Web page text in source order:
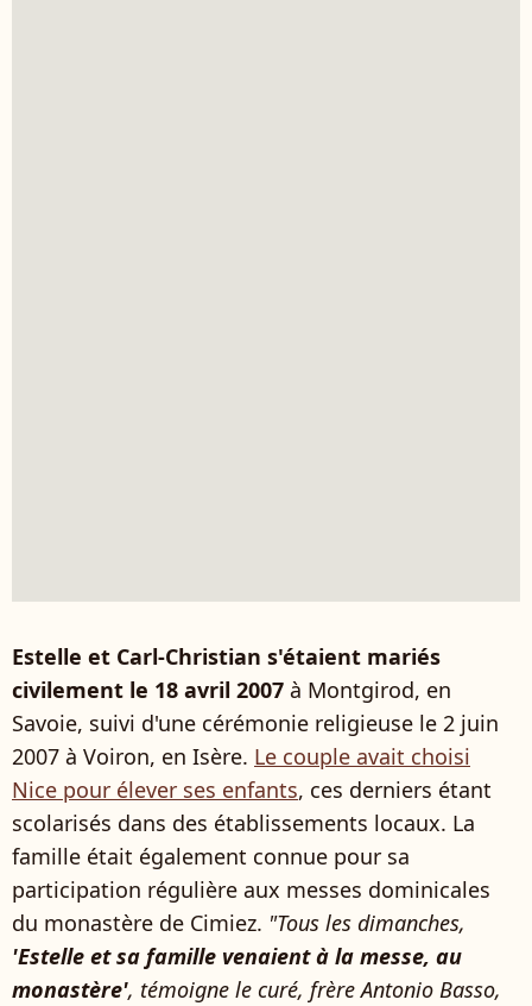
Estelle et Carl-Christian s'étaient mariés
civilement le 18 avril 2007 à Montgirod, en
Savoie, suivi d'une cérémonie religieuse le 2 juin
2007 à Voiron, en Isère. Le couple avait choisi
Nice pour élever ses enfants, ces derniers étant
scolarisés dans des établissements locaux. La
famille était également connue pour sa
participation régulière aux messes dominicales
du monastère de Cimiez. "Tous les dimanches,
'Estelle et sa famille venaient à la messe, au
monastère', témoigne le curé, frère Antonio Basso,